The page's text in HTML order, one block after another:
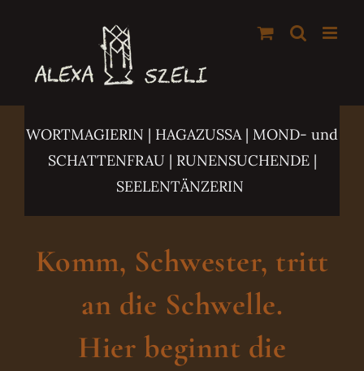
springen
WORTMAGIERIN | HAGAZUSSA | MOND- und
SCHATTENFRAU | RUNENSUCHENDE |
SEELENTÄNZERIN
Komm, Schwester, tritt
an die Schwelle.
Hier beginnt die